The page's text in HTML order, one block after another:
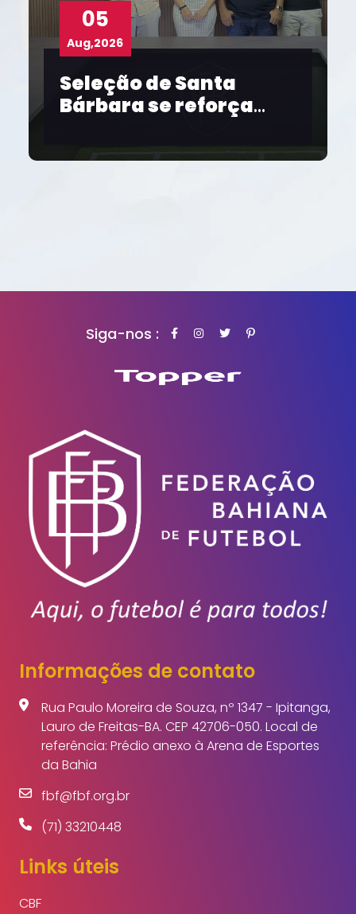
05
Seleção de Santa
Bárbara se reforça
2026
Siga-nos :
Informações de contato
Rua Paulo Moreira de Souza, nº 1347 - Ipitanga,
Lauro de Freitas-BA. CEP 42706-050. Local de
referência: Prédio anexo à Arena de Esportes
da Bahia
fbf@fbf.org.br
(71) 33210448
Links úteis
CBF